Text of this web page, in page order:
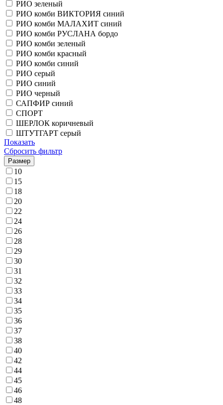
РИО зеленый
РИО комби ВИКТОРИЯ синий
РИО комби МАЛАХИТ синий
РИО комби РУСЛАНА бордо
РИО комби зеленый
РИО комби красный
РИО комби синий
РИО серый
РИО синий
РИО черный
САПФИР синий
СПОРТ
ШЕРЛОК коричневый
ШТУТГАРТ серый
Показать
Сбросить фильтр
Размер
10
15
18
20
22
24
26
28
29
30
31
32
33
34
35
36
37
38
40
42
44
45
46
48